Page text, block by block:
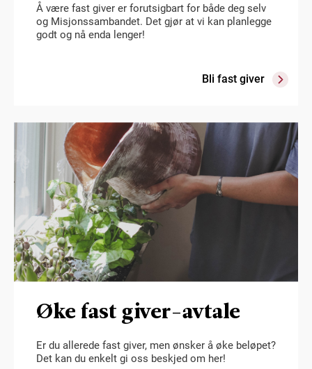
Å være fast giver er forutsigbart for både deg selv
og Misjonssambandet. Det gjør at vi kan planlegge
godt og nå enda lenger!
Bli fast giver
Øke fast giver-avtale
Er du allerede fast giver, men ønsker å øke beløpet?
Det kan du enkelt gi oss beskjed om her!